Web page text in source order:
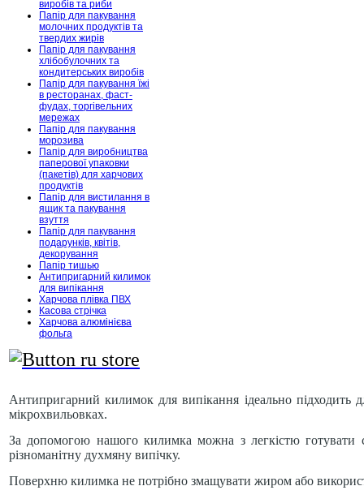
виробів та риби
Папір для пакування
молочних продуктів та
твердих жирів
Папір для пакування
хлібобулочних та
кондитерських виробів
Папір для пакування їжі
в ресторанах, фаст-
фудах, торгівельних
мережах
Папір для пакування
морозива
Папір для виробництва
паперової упаковки
(пакетів) для харчових
продуктів
Папір для вистилання в
ящик та пакування
взуття
Папір для пакування
подарунків, квітів,
декорування
Папір тишью
Антипригарний килимок
для випікання
Харчова плівка ПВХ
Касова стрічка
Харчова алюмінієва
фольга
Антипригарний килимок для випікання ідеально підходить
мікрохвильовках.
За допомогою нашого килимка можна з легкістю готувати
різноманітну духмяну випічку.
Поверхню килимка не потрібно змащувати жиром або